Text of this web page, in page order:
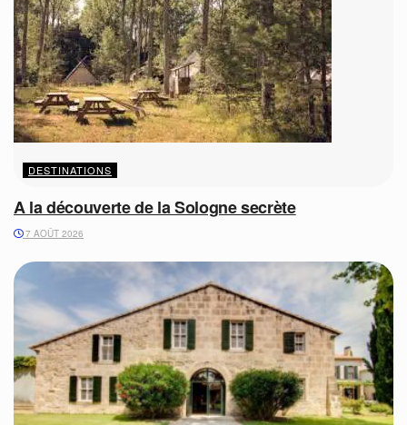
DESTINATIONS
A la découverte de la Sologne secrète
7 AOÛT 2026